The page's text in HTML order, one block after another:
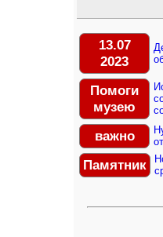
13.07
2023
Помоги
музею
важно
Памятник